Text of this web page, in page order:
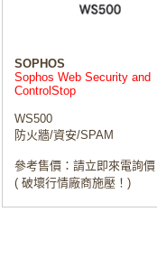
SOPHOS
Sophos Web Security and
ControlStop
WS500
防火牆/資安/SPAM
參考售價：請立即來電詢價
( 破壞行情廠商施壓！)